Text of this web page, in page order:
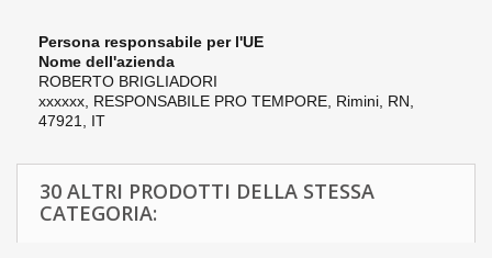
Persona responsabile per l'UE
Nome dell'azienda
ROBERTO BRIGLIADORI
xxxxxx, RESPONSABILE PRO TEMPORE, Rimini, RN,
47921, IT
30 ALTRI PRODOTTI DELLA STESSA
CATEGORIA: